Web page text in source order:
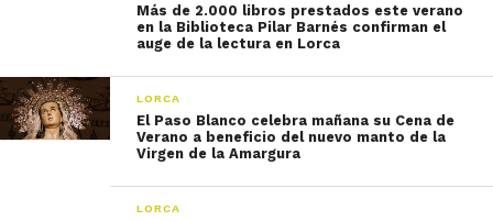
Más de 2.000 libros prestados este verano
en la Biblioteca Pilar Barnés confirman el
auge de la lectura en Lorca
LORCA
El Paso Blanco celebra mañana su Cena de
Verano a beneficio del nuevo manto de la
Virgen de la Amargura
LORCA